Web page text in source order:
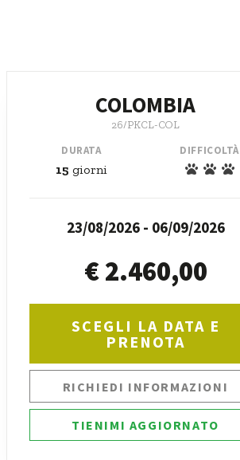
COLOMBIA
26/PKCL-COL
DURATA
15 giorni
DIFFICOLTÀ
23/08/2026 - 06/09/2026
€ 2.460,00
SCEGLI LA DATA E
PRENOTA
RICHIEDI INFORMAZIONI
TIENIMI AGGIORNATO